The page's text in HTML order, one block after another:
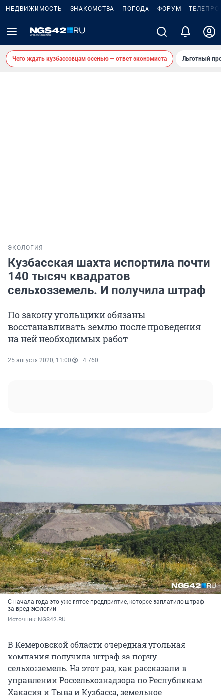
НЕДВИЖИМОСТЬ ЗНАКОМСТВА ПОГОДА ФОРУМ
Чего ждать кузбассовцам осенью — ответ экономиста Льготный
ЭКОЛОГИЯ
Кузбасская шахта испортила почти
140 тысяч квадратов
сельхозземель. И получила штраф
По закону угольщики обязаны
восстанавливать землю после проведения
на ней необходимых работ
25 августа 2020, 11:00 4 760
С начала года это уже пятое предприятие, которое заплатило штраф
за вред экологии
Источник: NGS42.RU
В Кемеровской области очередная угольная
компания получила штраф за порчу
сельхозземель. На этот раз, как рассказали в
управлении Россельхознадзора по Республикам
Хакасия и Тыва и Кузбасса, земельное